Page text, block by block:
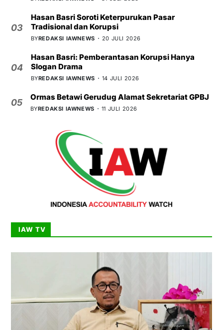
03
Hasan Basri Soroti Keterpurukan Pasar
Tradisional dan Korupsi
BYREDAKSI IAWNEWS 20 JULI 2026
04
Hasan Basri: Pemberantasan Korupsi Hanya
Slogan Drama
BYREDAKSI IAWNEWS 14 JULI 2026
05
Ormas Betawi Gerudug Alamat Sekretariat GPBJ
BYREDAKSI IAWNEWS 11 JULI 2026
IAW TV